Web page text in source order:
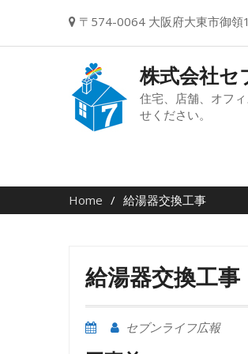
〒574-0064 大阪府大東市御領
株式会社セ
住宅、店舗、オフ
せください。
Home 給湯器交換工事
給湯器交換工事
セブンライフ広報